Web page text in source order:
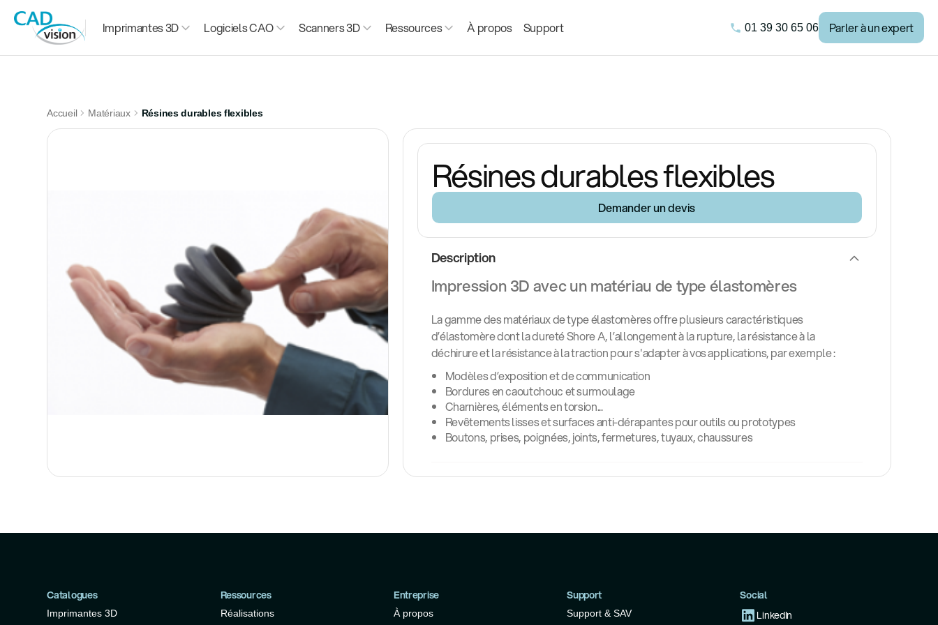
Imprimantes 3D Logiciels CAO Scanners 3D Ressources À propos Support 01 39 30 65 06 Parler à un expert
Accueil Matériaux Résines durables flexibles
Résines durables flexibles
Demander un devis
Description
Impression 3D avec un matériau de type élastomères
La gamme des matériaux de type élastomères offre plusieurs caractéristiques
d’élastomère dont la dureté Shore A, l’allongement à la rupture, la résistance à la
déchirure et la résistance à la traction pour s'adapter à vos applications, par exemple :
Modèles d’exposition et de communication
Bordures en caoutchouc et surmoulage
Charnières, éléments en torsion...
Revêtements lisses et surfaces anti-dérapantes pour outils ou prototypes
Boutons, prises, poignées, joints, fermetures, tuyaux, chaussures
Catalogues
Imprimantes 3D
Ressources
Réalisations
Entreprise
À propos
Support
Support & SAV
Social
LinkedIn